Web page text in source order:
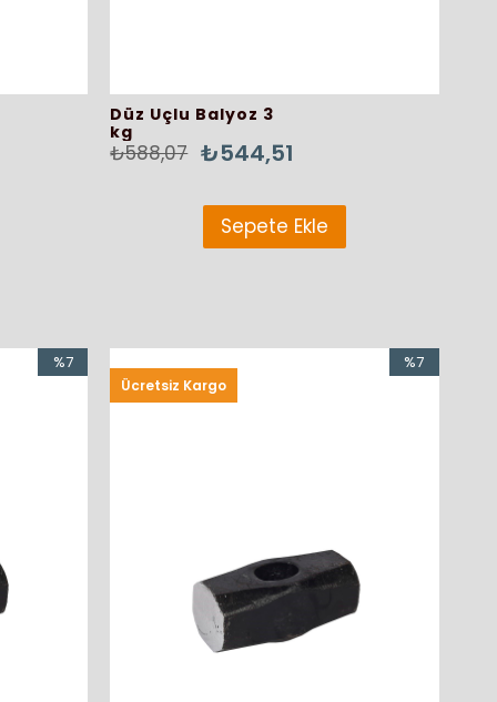
Düz Uçlu Balyoz 3
kg
₺544,51
₺588,07
Sepete Ekle
%7
%7
Ücretsiz Kargo